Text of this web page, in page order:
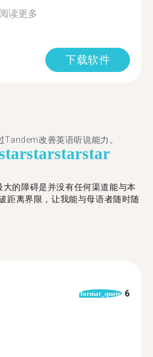
阅读更多
下载软件
Tandem改善英语听说能力。
starstarstar
的障碍是并没有任何渠道能与本
距离界限，让我能与母语者随时随
format_quote 6